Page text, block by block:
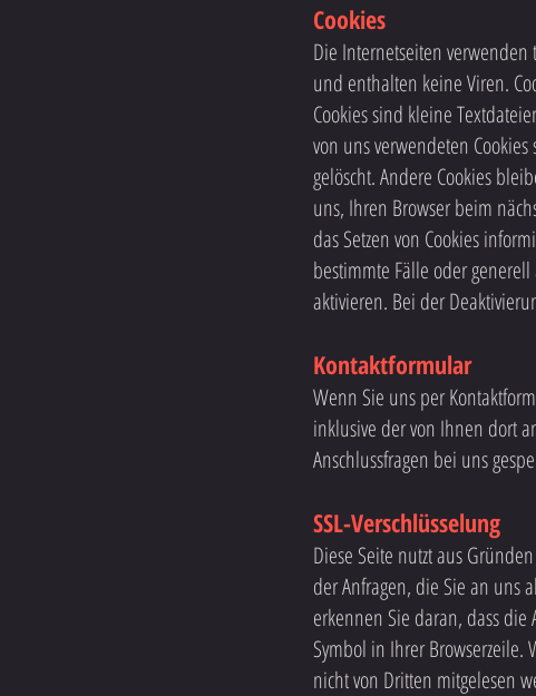
Cookies
Die Internetseiten verwenden
und enthalten keine Viren.
Cookies sind kleine
von uns verwendeten
gelöscht. Andere Cookies
uns, Ihren Browser beim
das Setzen von Cookies
bestimmte Fälle oder
aktivieren. Bei der
Kontaktformular
Wenn Sie uns per
inklusive der von Ihnen dort
Anschlussfragen bei uns
SSL-Verschlüsselung
Diese Seite nutzt aus
der Anfragen, die Sie an uns
erkennen Sie daran, dass
Symbol in Ihrer
nicht von Dritten mitgelesen